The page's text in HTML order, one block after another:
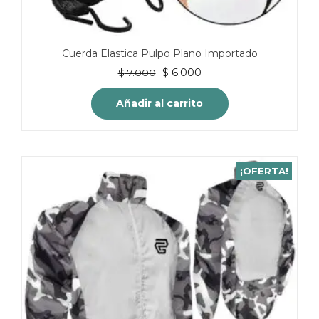
Cuerda Elastica Pulpo Plano Importado
$7.000 El
precio
original
era:
$ 6.000El
precio
actual
es:
Añadir al carrito
¡OFERTA!